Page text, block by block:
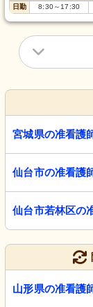
日勤
8:30～17:30
宮城県の准看護
仙台市の准看護
仙台市若林区の
山形県の准看護